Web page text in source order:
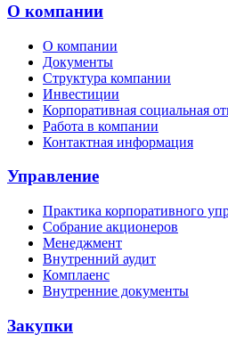
О компании
О компании
Документы
Структура компании
Инвестиции
Корпоративная социальная
Работа в компании
Контактная информация
Управление
Практика корпоративного
Собрание акционеров
Менеджмент
Внутренний аудит
Комплаенс
Внутренние документы
Закупки